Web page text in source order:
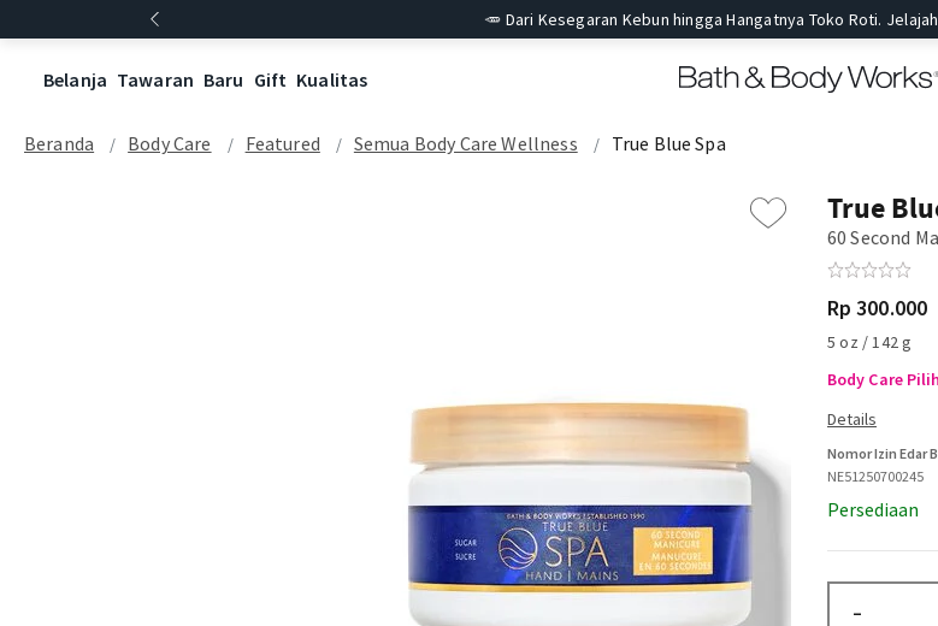
🥕 Dari Kesegaran Kebun hingga Hangatnya Toko Roti.
Belanja Tawaran Baru Gift Kualitas
Beranda Body Care Featured Semua Body Care Wellness True Blue Spa
True
60 Second
Rp 300.000
5 oz / 142 g
Body Care
Nomor Izin Edar
NE51250700245
Persediaan
–